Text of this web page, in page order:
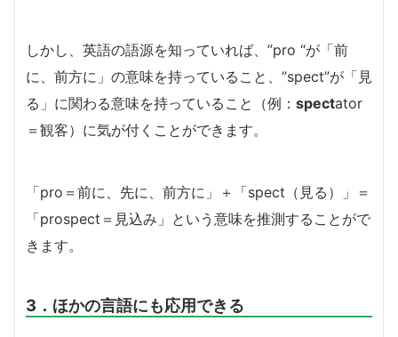
しかし、英語の語源を知っていれば、”pro “が「前
に、前方に」の意味を持っていること、”spect”が「見
る」に関わる意味を持っていること（例： spectator
＝観客）に気が付くことができます。
「pro＝前に、先に、前方に」＋「spect（見る）」＝
「prospect＝見込み」という意味を推測することがで
きます。
3．ほかの言語にも応用できる